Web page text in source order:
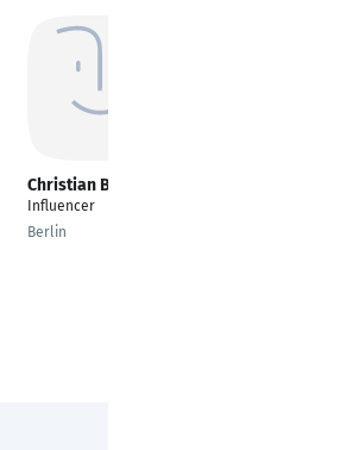
Christian Breier
Influencer
Berlin